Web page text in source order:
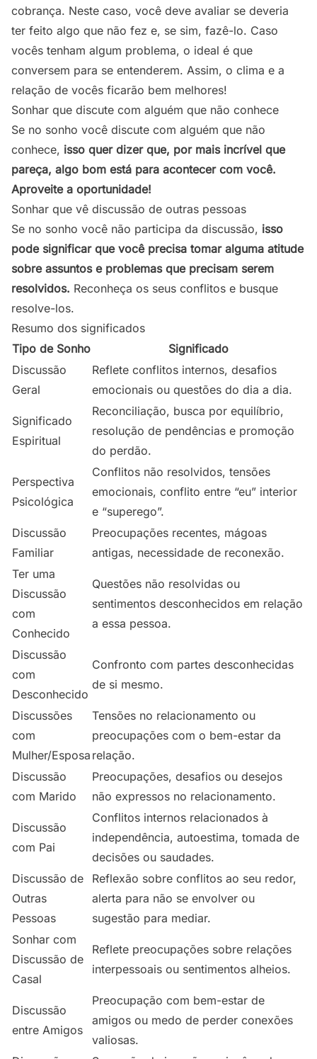
cobrança. Neste caso, você deve avaliar se deveria
ter feito algo que não fez e, se sim, fazê-lo. Caso
vocês tenham algum problema, o ideal é que
conversem para se entenderem. Assim, o clima e a
relação de vocês ficarão bem melhores!
Sonhar que discute com alguém que não conhece
Se no sonho você discute com alguém que não
conhece, isso quer dizer que, por mais incrível que
pareça, algo bom está para acontecer com você.
Aproveite a oportunidade!
Sonhar que vê discussão de outras pessoas
Se no sonho você não participa da discussão, isso
pode significar que você precisa tomar alguma atitude
sobre assuntos e problemas que precisam serem
resolvidos. Reconheça os seus conflitos e busque
resolve-los.
Resumo dos significados
Tipo de Sonho
Significado
Discussão
Geral
Reflete conflitos internos, desafios
emocionais ou questões do dia a dia.
Significado
Espiritual
Reconciliação, busca por equilíbrio,
resolução de pendências e promoção
do perdão.
Perspectiva
Psicológica
Conflitos não resolvidos, tensões
emocionais, conflito entre “eu” interior
e “superego”.
Discussão
Familiar
Preocupações recentes, mágoas
antigas, necessidade de reconexão.
Ter uma
Discussão
com
Conhecido
Questões não resolvidas ou
sentimentos desconhecidos em relação
a essa pessoa.
Discussão
com
Desconhecido
Confronto com partes desconhecidas
de si mesmo.
Discussões
com
Mulher/Esposa
Tensões no relacionamento ou
preocupações com o bem-estar da
relação.
Discussão
com Marido
Preocupações, desafios ou desejos
não expressos no relacionamento.
Discussão
com Pai
Conflitos internos relacionados à
independência, autoestima, tomada de
decisões ou saudades.
Discussão de
Outras
Pessoas
Reflexão sobre conflitos ao seu redor,
alerta para não se envolver ou
sugestão para mediar.
Sonhar com
Discussão de
Casal
Reflete preocupações sobre relações
interpessoais ou sentimentos alheios.
Discussão
entre Amigos
Preocupação com bem-estar de
amigos ou medo de perder conexões
valiosas.